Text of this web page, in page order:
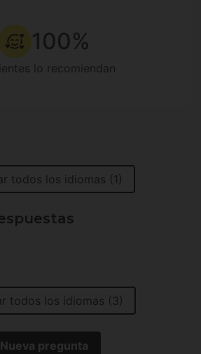
100%
lo recomiendan
todos los idiomas (1)
todos los idiomas (3)
Nueva pregunta